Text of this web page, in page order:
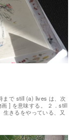
まで still (a) lives は、次
] を意味する。 ２．still
きるをやっている、又